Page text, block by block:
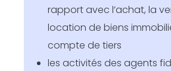
rapport avec l’achat, la
location de biens
compte de tiers
les activités des agents